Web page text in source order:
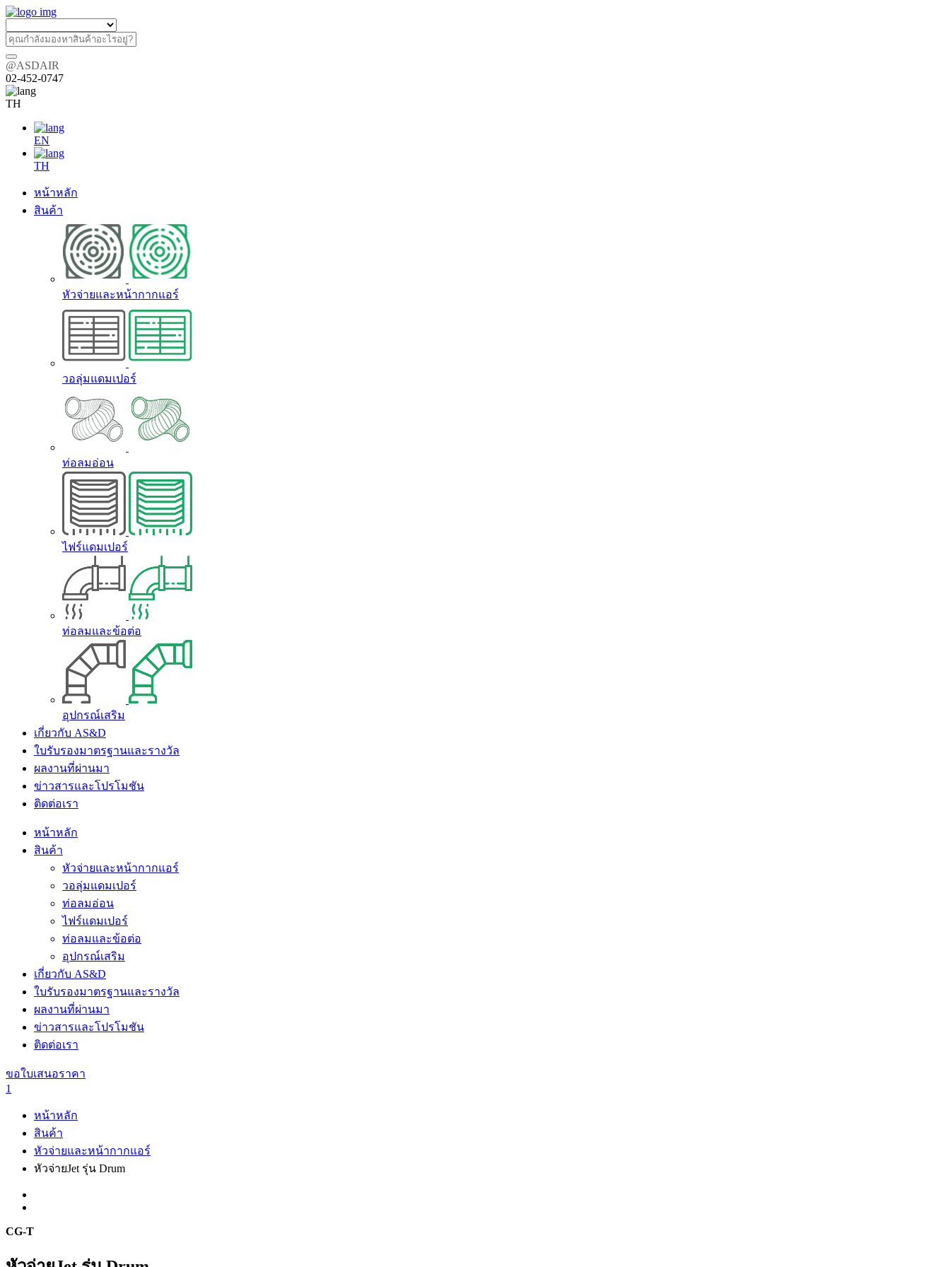
@ASDAIR
02-452-0747
TH
EN
TH
หน้าหลัก
สินค้า
หัวจ่ายและหน้ากากแอร์
วอลุ่มแดมเปอร์
ท่อลมอ่อน
ไฟร์แดมเปอร์
ท่อลมและข้อต่อ
อุปกรณ์เสริม
เกี่ยวกับ AS&D
ใบรับรองมาตรฐานและรางวัล
ผลงานที่ผ่านมา
ข่าวสารและโปรโมชัน
ติดต่อเรา
หน้าหลัก
สินค้า
หัวจ่ายและหน้ากากแอร์
วอลุ่มแดมเปอร์
ท่อลมอ่อน
ไฟร์แดมเปอร์
ท่อลมและข้อต่อ
อุปกรณ์เสริม
เกี่ยวกับ AS&D
ใบรับรองมาตรฐานและรางวัล
ผลงานที่ผ่านมา
ข่าวสารและโปรโมชัน
ติดต่อเรา
ขอใบเสนอราคา
1
หน้าหลัก
สินค้า
หัวจ่ายและหน้ากากแอร์
หัวจ่ายJet รุ่น Drum
CG-T